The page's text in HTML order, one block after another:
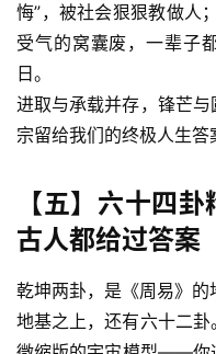
悔”，被社会狠狠教做人
受气的窝囊废，一辈子
日。
进取与承载并存，锋芒
宗留给我们的终极人生答
【五】六十四
古人都给过答案
乾坤两卦，是《周易》的
地基之上，还有六十二